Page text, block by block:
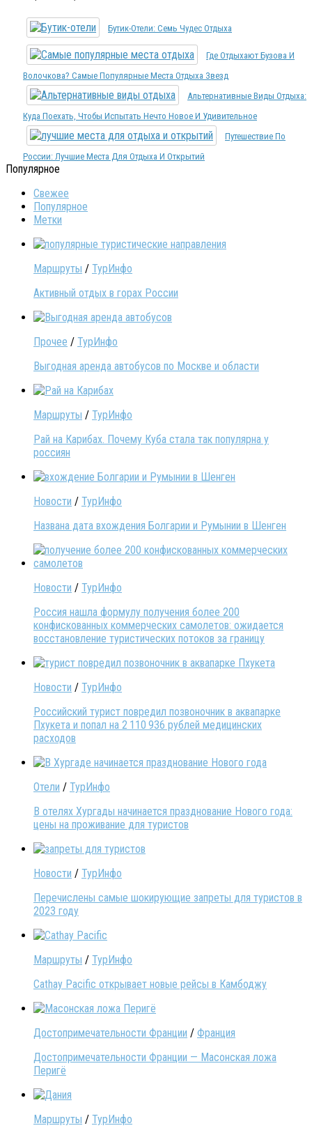
Бутик-Отели: Семь Чудес Отдыха
Где Отдыхают Бузова И
Волочкова? Самые Популярные Места Отдыха Звезд
Альтернативные Виды Отдыха:
Куда Поехать, Чтобы Испытать Нечто Новое И Удивительное
Путешествие По
России: Лучшие Места Для Отдыха И Открытий
Популярное
Свежее
Популярное
Метки
Маршруты / ТурИнфо
Активный отдых в горах России
Прочее / ТурИнфо
Выгодная аренда автобусов по Москве и области
Маршруты / ТурИнфо
Рай на Карибах. Почему Куба стала так популярна у
россиян
Новости / ТурИнфо
Названа дата вхождения Болгарии и Румынии в Шенген
Новости / ТурИнфо
Россия нашла формулу получения более 200
конфискованных коммерческих самолетов: ожидается
восстановление туристических потоков за границу
Новости / ТурИнфо
Российский турист повредил позвоночник в аквапарке
Пхукета и попал на 2 110 936 рублей медицинских
расходов
Отели / ТурИнфо
В отелях Хургады начинается празднование Нового года:
цены на проживание для туристов
Новости / ТурИнфо
Перечислены самые шокирующие запреты для туристов в
2023 году
Маршруты / ТурИнфо
Cathay Pacific открывает новые рейсы в Камбоджу
Достопримечательности Франции / Франция
Достопримечательности Франции — Масонская ложа
Перигё
Маршруты / ТурИнфо